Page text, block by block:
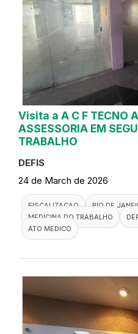
Visita a A C F TECNO
ASSESSORIA EM
TRABALHO
DEFIS
24 de March de 2026
FISCALIZACAO
RIO DE
MEDICINA DO TRABALHO
ATO MEDICO